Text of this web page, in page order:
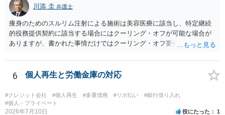
川添 圭 弁護士
痩身のためのスルリム注射による施術は美容医療に該当し、特定継続
的役務提供契約に該当する場合にはクーリング・オフが可能な場合が
ありますが、書かれた事情だけではクーリング・オフ要件を満たして
か）が不明です。仮に特定継続的役務提供契約に該当する場合には、
クーリング・オフができない場合でも中途解約は可能ですが、この点
も含めて、最寄りの消費生活センターで詳しい資料をもとに相談して
いただいた方がよいでしょう。
6 個人再生と労働金庫の対応
#クレジット会社 #個人再生 #多重債務 #リボ払い
#銀行借り入れ
#個人・プライベート
2026年7月10日 役にたった 1